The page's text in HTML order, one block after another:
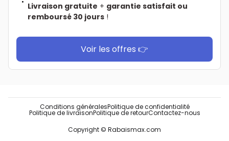
Livraison gratuite + garantie satisfait ou
remboursé 30 jours!
Voir les offres 👉
Conditions généralesPolitique de confidentialité
Politique de livraisonPolitique de retourContactez-nous
Copyright © Rabaismax.com